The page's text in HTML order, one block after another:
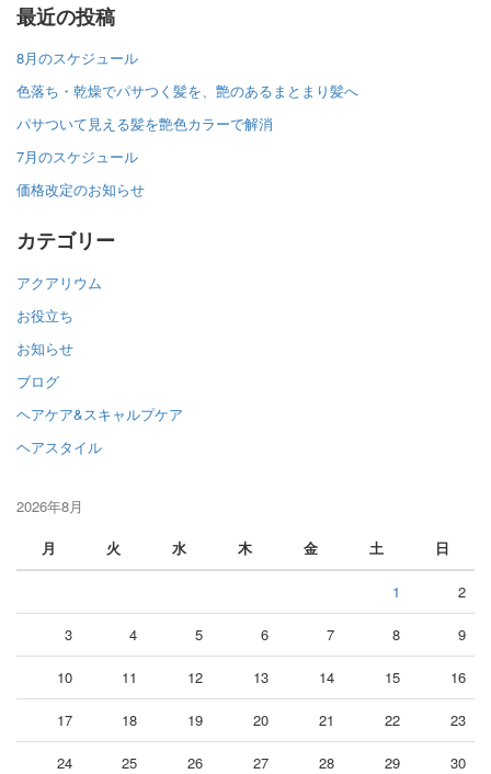
最近の投稿
8月のスケジュール
色落ち・乾燥でパサつく髪を、艶のあるまとまり髪へ
パサついて見える髪を艶色カラーで解消
7月のスケジュール
価格改定のお知らせ
カテゴリー
アクアリウム
お役立ち
お知らせ
ブログ
ヘアケア&スキャルプケア
ヘアスタイル
2026年8月
月
火 水 木 金 土 日
1 2
3 4 5 6 7 8 9
10 11 12 13 14 15 16
17 18 19 20 21 22 23
24 25 26 27 28 29 30